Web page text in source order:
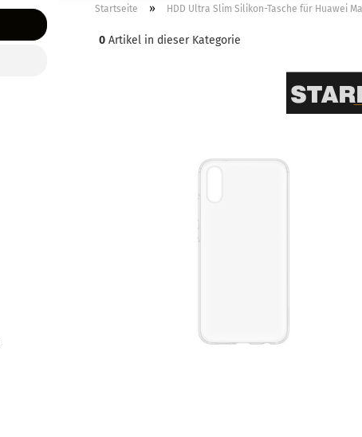
Startseite » HDD Ultra Slim Silikon-Tasche für Huawei
0 Artikel in dieser Kategorie